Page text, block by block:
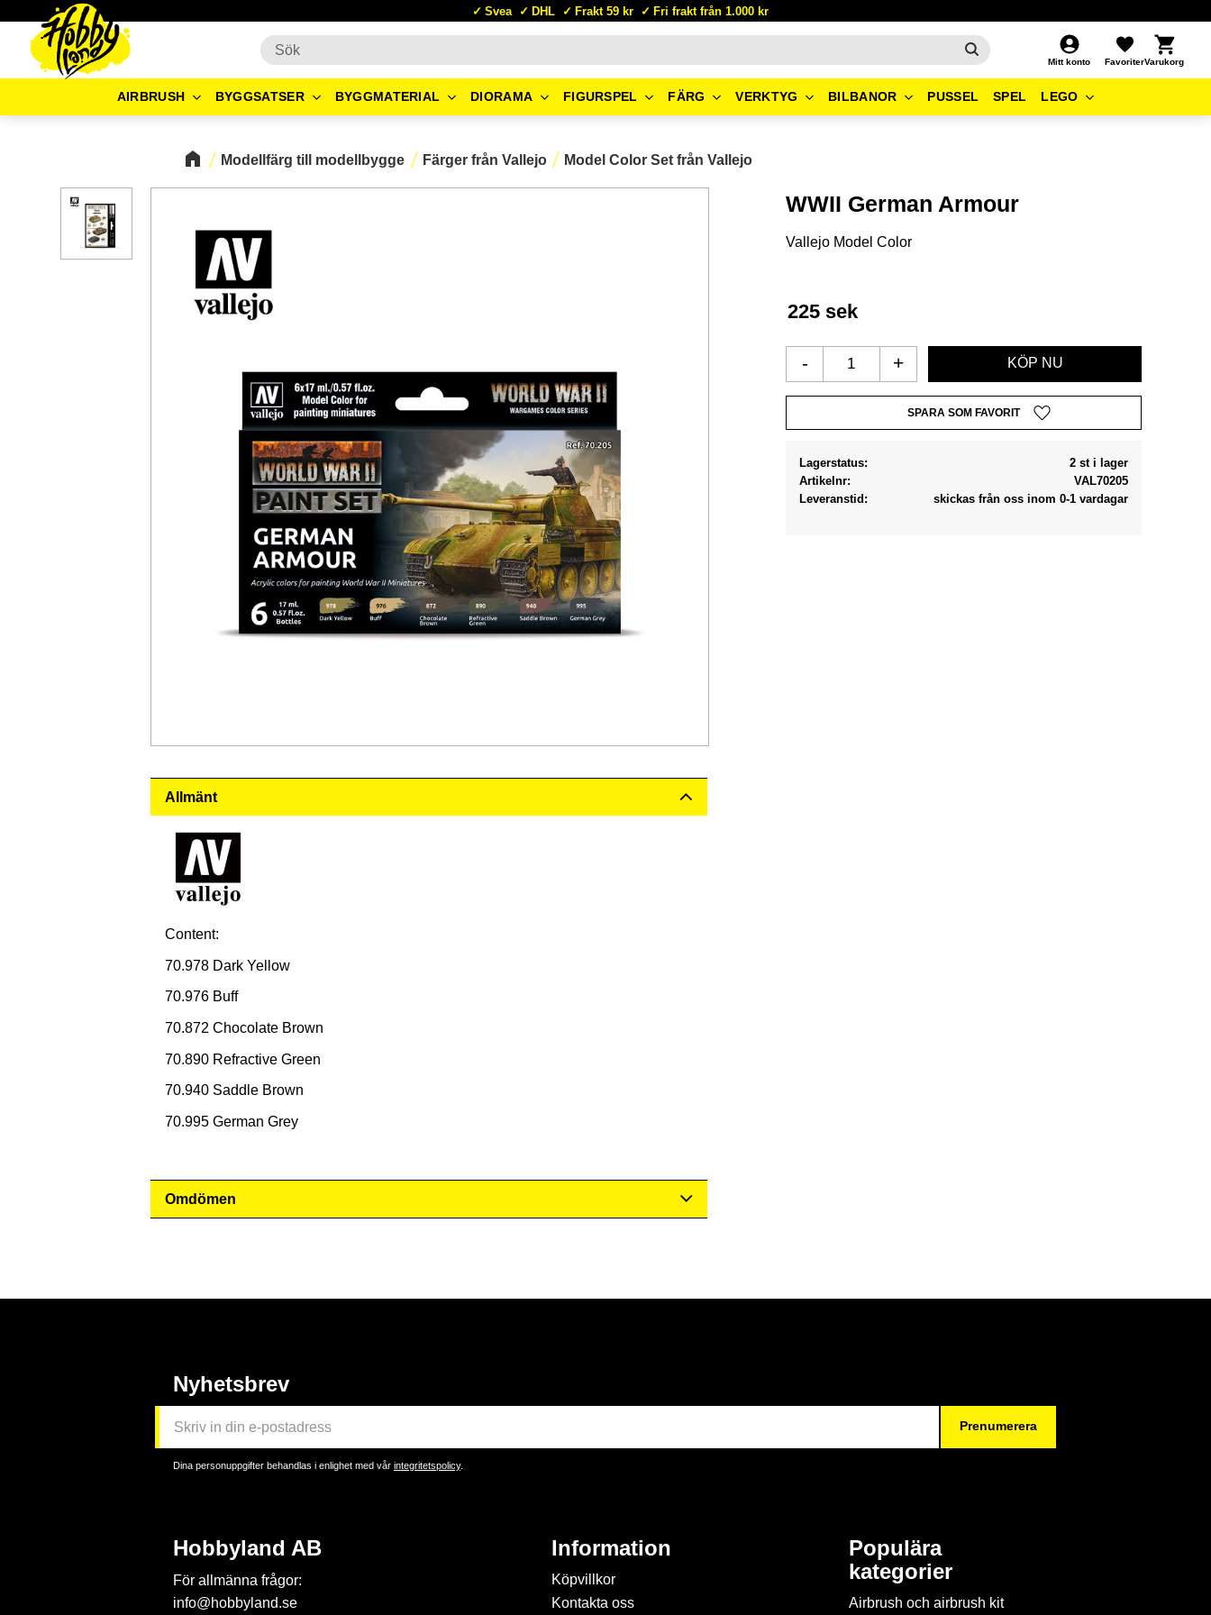
Svea DHL Frakt 59 kr Fri frakt från 1.000 kr
Mitt konto
Favoriter
Kundvagn
AIRBRUSH BYGGSATSER BYGGMATERIAL DIORAMA FIGURSPEL FÄRG VERKTYG BILBANOR PUSSEL SPEL LEGO
Modellfärg till modellbygge Färger från Vallejo Model Color Set från Vallejo
WWII German Armour
Vallejo Model Color
225 sek
+
-
Lägg till i favoriter
Lagerstatus
2 st i lager
Artikelnr
VAL70205
Leveranstid
skickas från oss inom 0-1 vardagar
Allmänt
Content:
70.978 Dark Yellow
70.976 Buff
70.872 Chocolate Brown
70.890 Refractive Green
70.940 Saddle Brown
70.995 German Grey
Omdömen
Nyhetsbrev
Prenumerera
Dina personuppgifter behandlas i enlighet med vår integritetspolicy.
Hobbyland AB
För allmänna frågor:
info@hobbyland.se
Information
Köpvillkor
Kontakta oss
Populära
kategorier
Airbrush och airbrush kit